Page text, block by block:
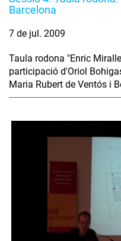
Barcelona
7 de jul. 2009
Taula rodona "Enric
participació d'Oriol
Maria Rubert de Ventós i